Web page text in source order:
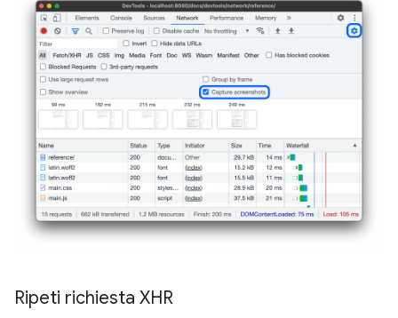
Ripeti richiesta XHR